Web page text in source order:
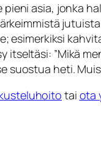
pieni asia, jonka
esimerkiksi
itseltäsi: ”Mikä
suostua heti.
tai ota